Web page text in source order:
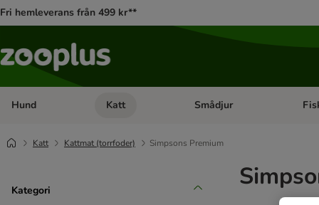
Fri hemleverans från 499 kr**
Hund Open category menu: Hund
Katt Open category menu: Katt
Smådjur
Katt Kattmat (torrfoder) Simpsons Premium
Kategori